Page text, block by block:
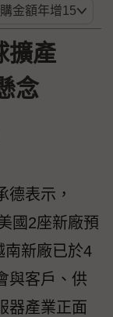
擴產
念
德表示，
國2座新廠預
南新廠已於4
與客戶、供
器產業正面